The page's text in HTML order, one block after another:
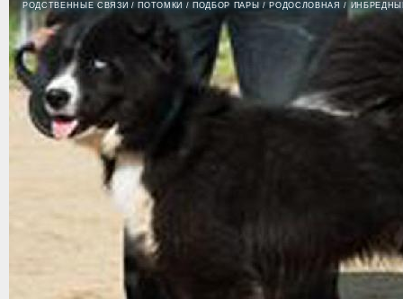
РОДСТВЕННЫЕ СВЯЗИ / ПОТОМКИ / ПОДБОР ПАРЫ / РОДОСЛОВНАЯ /